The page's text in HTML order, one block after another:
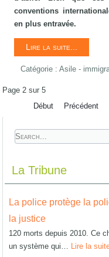
conventions
en plus entravée.
Lire la suite...
Catégorie :Asile -
Page 2 sur 5
Début
Précédent
La Tribune
La police protège la
la justice
120 morts depuis 2010. Ce
un système qui… Lire la